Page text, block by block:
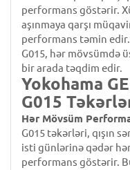
performans göstərir.
aşınmaya qarşı
performans təmin edir.
G015, hər mövsümdə
bir arada təqdim edir.
Yokohama
G015
Hər Mövsüm
G015 təkərləri, qışın
isti günlərinə qədər
performans göstərir.